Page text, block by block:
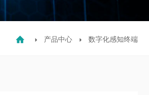
  产品中心  数字化感知终端